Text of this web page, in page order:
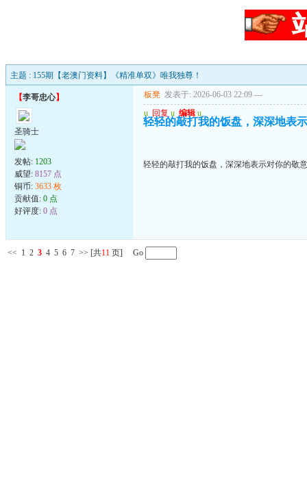
主题 : 155期【老澳门资料】《精准单双》唯我独尊！
【李哥忠心】
圣骑士
发帖: 1203
威望: 8157 点
铜币: 3633 枚
贡献值: 0 点
好评度: 0 点
板凳 发表于: 2026-06-03 22:09 ---
u 回复 u 编辑 u
轻轻的敲打我的饭盘，深深地表
轻轻的敲打我的饭盘，深深地表示对你的敬
<< 1 2 3 4 5 6 7 >> [共11 页] Go